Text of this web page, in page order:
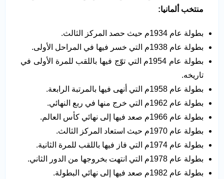
منتخب ألمانيا:
بطولة عام 1934م حيث حصد المركز الثالث.
بطولة عام 1938م التي خسر فيها في المراحل الأولى.
بطولة عام 1954م التي توّج فيها باللقب للمرة الأولى في
تاريخه.
بطولة عام 1958م التي أنهى فيها بالمرتبة الرابعة.
بطولة عام 1962م التي خرج منها في ربع النهائي.
بطولة عام 1966م صعد فيها إلى نهائي كأس العالم.
بطولة عام 1970م حيث استعاد المركز الثالث.
بطولة عام 1974م التي فاز فيها باللقب للمرة الثانية.
بطولة عام 1978م التي انتهت بخروجها من الدور الثاني.
بطولة عام 1982م صعد فيها إلى نهائي البطولة.